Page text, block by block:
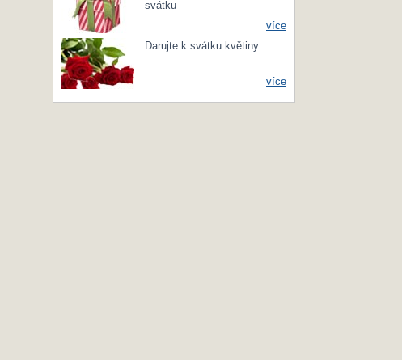
svátku
více
Darujte k svátku květiny
více